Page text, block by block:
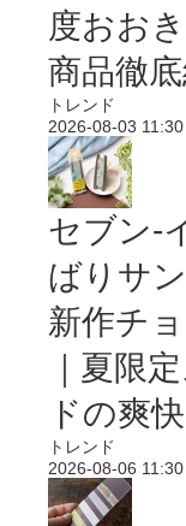
度おお
商品徹
トレンド
2026-08-03 11:30
セブン‐
ばりサ
新作チ
｜夏限
ドの爽
トレンド
2026-08-06 11:30